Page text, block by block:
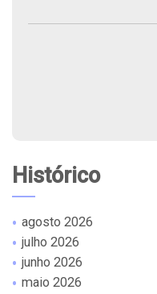
Histórico
agosto 2026
julho 2026
junho 2026
maio 2026